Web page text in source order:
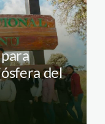
del